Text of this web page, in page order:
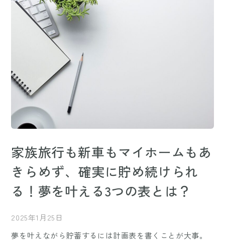
家族旅行も新車もマイホームもあ
きらめず、確実に貯め続けられ
る！夢を叶える3つの表とは？
2025年1月25日
夢を叶えながら貯蓄するには計画表を書くことが大事。